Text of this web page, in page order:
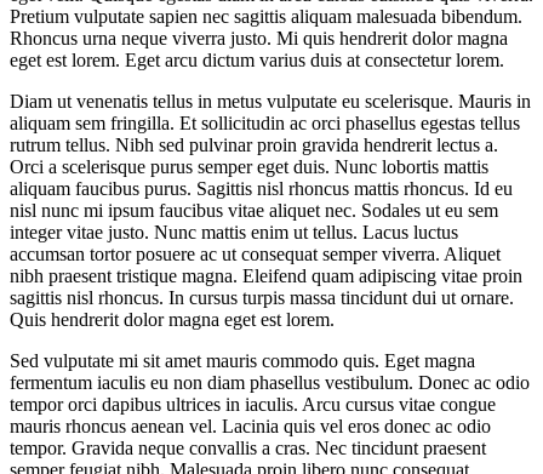
Pretium vulputate sapien nec sagittis aliquam malesuada bibendum.
Rhoncus urna neque viverra justo. Mi quis hendrerit dolor magna
eget est lorem. Eget arcu dictum varius duis at consectetur lorem.
Diam ut venenatis tellus in metus vulputate eu scelerisque. Mauris in
aliquam sem fringilla. Et sollicitudin ac orci phasellus egestas tellus
rutrum tellus. Nibh sed pulvinar proin gravida hendrerit lectus a.
Orci a scelerisque purus semper eget duis. Nunc lobortis mattis
aliquam faucibus purus. Sagittis nisl rhoncus mattis rhoncus. Id eu
nisl nunc mi ipsum faucibus vitae aliquet nec. Sodales ut eu sem
integer vitae justo. Nunc mattis enim ut tellus. Lacus luctus
accumsan tortor posuere ac ut consequat semper viverra. Aliquet
nibh praesent tristique magna. Eleifend quam adipiscing vitae proin
sagittis nisl rhoncus. In cursus turpis massa tincidunt dui ut ornare.
Quis hendrerit dolor magna eget est lorem.
Sed vulputate mi sit amet mauris commodo quis. Eget magna
fermentum iaculis eu non diam phasellus vestibulum. Donec ac odio
tempor orci dapibus ultrices in iaculis. Arcu cursus vitae congue
mauris rhoncus aenean vel. Lacinia quis vel eros donec ac odio
tempor. Gravida neque convallis a cras. Nec tincidunt praesent
semper feugiat nibh. Malesuada proin libero nunc consequat